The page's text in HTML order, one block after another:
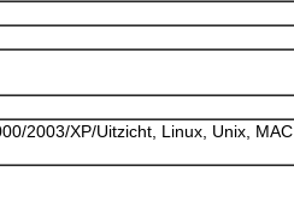
2003/XP/Uitzicht, Linux, Unix, MAC